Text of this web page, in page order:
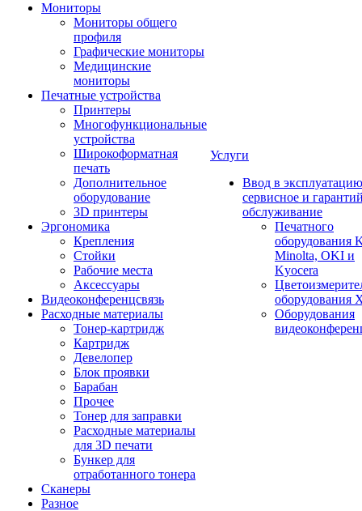
Мониторы
Мониторы общего
профиля
Графические мониторы
Медицинские
мониторы
Печатные устройства
Принтеры
Многофункциональные
устройства
Широкоформатная
печать
Дополнительное
оборудование
3D принтеры
Эргономика
Крепления
Стойки
Рабочие места
Аксессуары
Видеоконференцсвязь
Расходные материалы
Тонер-картридж
Картридж
Девелопер
Блок проявки
Барабан
Прочее
Тонер для заправки
Расходные материалы
для 3D печати
Бункер для
отработанного тонера
Сканеры
Разное
Услуги
Ввод в
сервисное и
обслуживание
Печатного
оборудования
Minolta, OKI и
Kyocera
оборудования
Оборудования